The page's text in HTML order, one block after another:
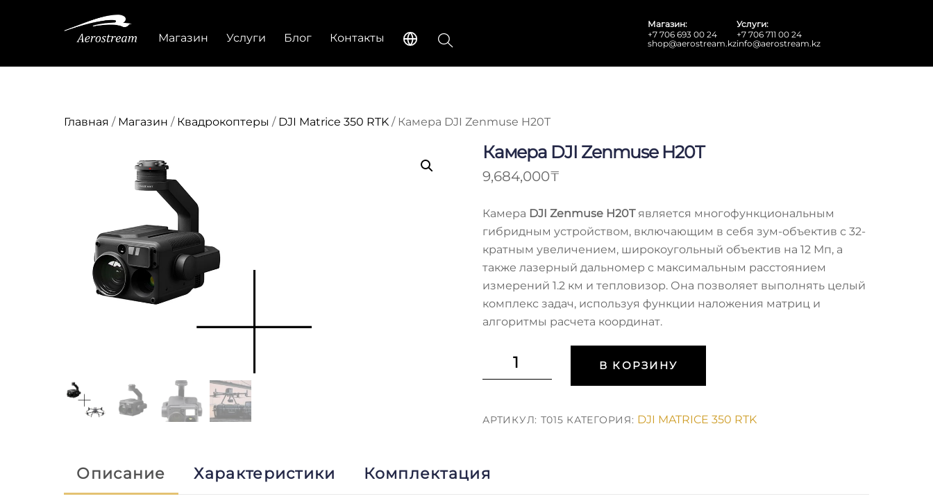
Магазин Услуги Блог Контакты
Магазин:
+7 706 693 00 24
shop@aerostream.kz
Услуги:
+7 706 711 00 24
info@aerostream.kz
Главная / Магазин / Квадрокоптеры / DJI Matrice 350 RTK / Камера DJI Zenmuse H20T
Камера DJI Zenmuse H20T
9,684,000₸
Камера DJI Zenmuse H20Tявляется многофункциональным
гибридным устройством, включающим в себя зум-объектив с 32-
кратным увеличением, широкоугольный объектив на 12 Мп, а
также лазерный дальномер с максимальным расстоянием
измерений 1.2 км и тепловизор. Она позволяет выполнять целый
комплекс задач, используя функции наложения матриц и
алгоритмы расчета координат.
Количество
Камера
H20T
В КОРЗИНУ
АРТИКУЛ: Т015 КАТЕГОРИЯ: DJI MATRICE 350 RTK
Описание Характеристики Комплектация